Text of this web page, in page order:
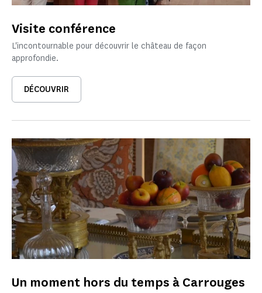
Visite conférence
L'incontournable pour découvrir le château de façon
approfondie.
DÉCOUVRIR
Un moment hors du temps à Carrouges